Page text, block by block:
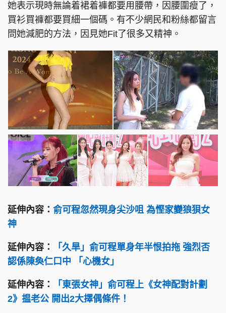
她表示現時無論着裙着褲都要用腰帶，因腰圍瘦了，
買衫買褲都要買細一個碼。有不少網民和粉絲都留言
問她減肥的方法，因見她Fit了很多又精神。
延伸內容： 俞可程忽然現身尖沙咀 為慳家變狼狽女
神
延伸內容：
「久旱」俞可程單身年半恨拍拖 強烈否
認係陳奐仁口中 「心機女」
延伸內容：
「東張女神」俞可程上《女神配對計劃
2》揾老公 開出2大擇偶條件！